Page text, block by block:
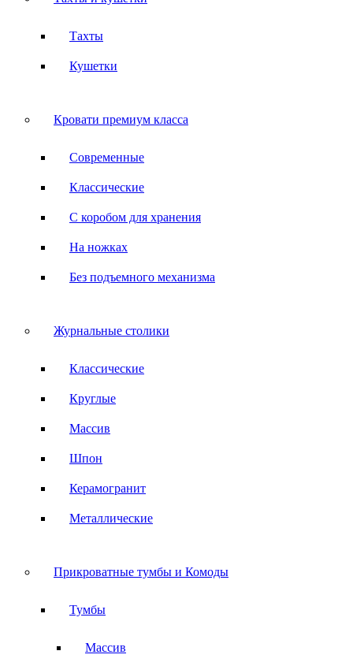
Тахты
Кушетки
Кровати премиум класса
Современные
Классические
С коробом для хранения
На ножках
Без подъемного механизма
Журнальные столики
Классические
Круглые
Массив
Шпон
Керамогранит
Металлические
Прикроватные тумбы и Комоды
Тумбы
Массив